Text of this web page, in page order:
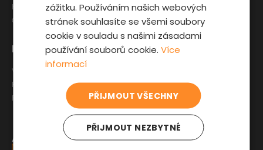
Pro zákazníky
Výběr auta
Fyzická kontrola auta
Prověrka historie
Zajímavosti
Kupní smlouva na auto
Jak registrovat auto
Sleva pro IZS
Hradec Králové
České Budějovice
zážitku. Používáním našich webových
stránek souhlasíte se všemi soubory
cookie v souladu s našimi zásadami
používání souborů cookie.Více
informací
PŘIJMOUT VŠECHNY
PŘIJMOUT NEZBYTNÉ